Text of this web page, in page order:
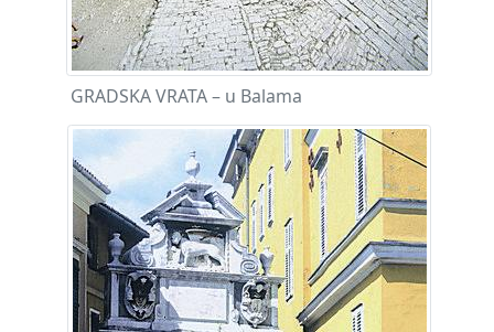
GRADSKA VRATA – u Balama